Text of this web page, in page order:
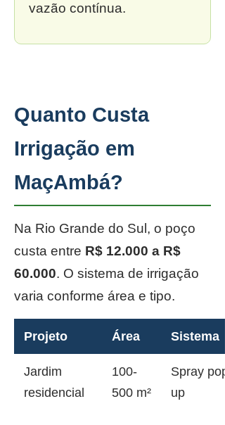
vazão contínua.
Quanto Custa
Irrigação em
MaçAmbá?
Na Rio Grande do Sul, o poço
custa entre R$ 12.000 a R$
60.000. O sistema de irrigação
varia conforme área e tipo.
Projeto Área Sistema
Jardim
residencial
100-
500 m²
Spray pop-
up